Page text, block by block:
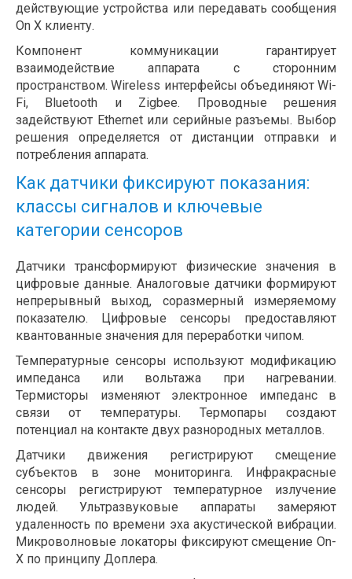
действующие устройства или передавать сообщения
On X клиенту.
Компонент коммуникации гарантирует
взаимодействие аппарата с сторонним
пространством. Wireless интерфейсы объединяют Wi-
Fi, Bluetooth и Zigbee. Проводные решения
задействуют Ethernet или серийные разъемы. Выбор
решения определяется от дистанции отправки и
потребления аппарата.
Как датчики фиксируют показания:
классы сигналов и ключевые
категории сенсоров
Датчики трансформируют физические значения в
цифровые данные. Аналоговые датчики формируют
непрерывный выход, соразмерный измеряемому
показателю. Цифровые сенсоры предоставляют
квантованные значения для переработки чипом.
Температурные сенсоры используют модификацию
импеданса или вольтажа при нагревании.
Термисторы изменяют электронное импеданс в
связи от температуры. Термопары создают
потенциал на контакте двух разнородных металлов.
Датчики движения регистрируют смещение
субъектов в зоне мониторинга. Инфракрасные
сенсоры регистрируют температурное излучение
людей. Ультразвуковые аппараты замеряют
удаленность по времени эха акустической вибрации.
Микроволновые локаторы фиксируют смещение On-
X по принципу Доплера.